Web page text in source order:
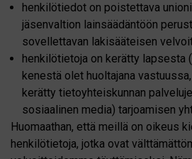
henkilötiedot on poistettava
jäsenvaltion lainsäädäntöön
sovellettavan lakisääteisen
henkilötietoja on kerätty lapsesta
kenestä olet huoltajana
kerätty tietoyhteiskunnan
sosiaalinen media) tarjoamisen
Huomaathan, että meillä on oikeus
henkilötietoja, jotka ovat